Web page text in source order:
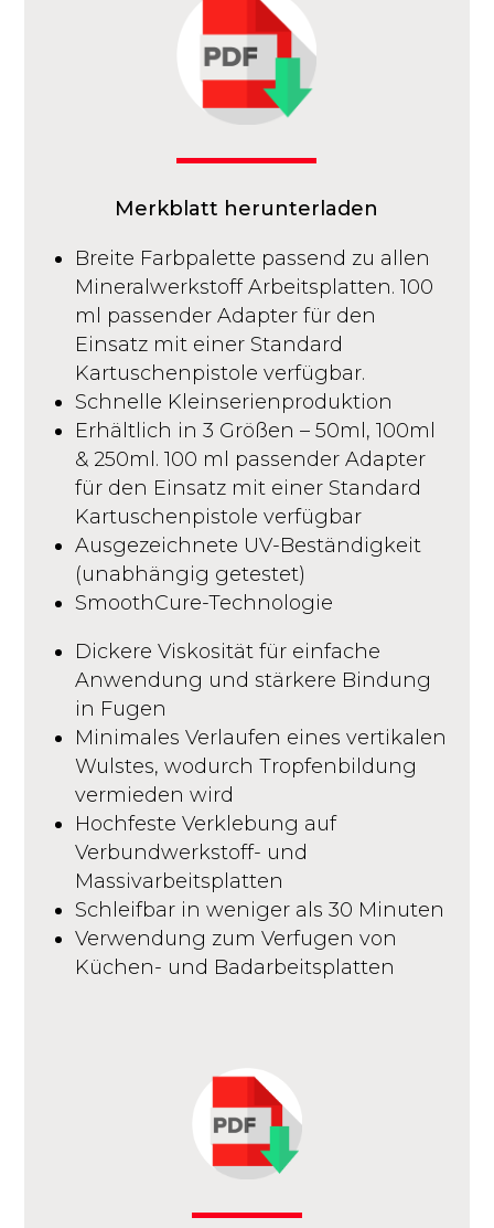
Merkblatt herunterladen
Breite Farbpalette passend zu allen
Mineralwerkstoff Arbeitsplatten. 100
ml passender Adapter für den
Einsatz mit einer Standard
Kartuschenpistole verfügbar.
Schnelle Kleinserienproduktion
Erhältlich in 3 Größen – 50ml, 100ml
& 250ml. 100 ml passender Adapter
für den Einsatz mit einer Standard
Kartuschenpistole verfügbar
Ausgezeichnete UV-Beständigkeit
(unabhängig getestet)
SmoothCure-Technologie
Dickere Viskosität für einfache
Anwendung und stärkere Bindung
in Fugen
Minimales Verlaufen eines vertikalen
Wulstes, wodurch Tropfenbildung
vermieden wird
Hochfeste Verklebung auf
Verbundwerkstoff- und
Massivarbeitsplatten
Schleifbar in weniger als 30 Minuten
Verwendung zum Verfugen von
Küchen- und Badarbeitsplatten